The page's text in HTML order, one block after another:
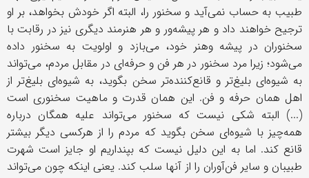
طبیب به حساب نمی‌آید و سخنور را، البته اگر خودش بخواهد، بر او
ترجیح خواهند داد و هر پیشه‌ور و هر هنرمند دیگری نیز در رقابت با
سخنوران در پیشه وهنر خود، می‌بازد و اولویت به سخنور داده
می‌شود؛ زیرا مرد سخنور در هر فن و حرفه‌ای در مقابل مردم، می‌تواند
به شیوه‌ای بلیغ‌تر و قانع‌كننده‌تر سخن بگوید، به شیوه‌ای بلیغ‌تر از
اهل همان حرفه و فن. این همان قدرت و ماهیت سخنوری است
(...) البته شكی نیست كه سخنور می‌تواند علیه همگان درباره
همه‌چیز با شیوه‌ای سخن بگوید كه مردم را از هركسی دیگر بیشتر
قانع كند. اما به این دلیل نیست كه بپنداریم او جایز است شهرت
طبیبان و سایر فن‌آوران را از آنها سلب كند. یعنی اینكه چون می‌تواند